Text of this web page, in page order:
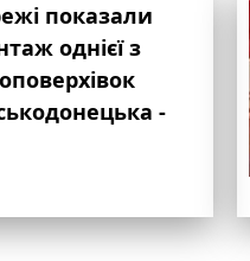
показали
однієї з
-